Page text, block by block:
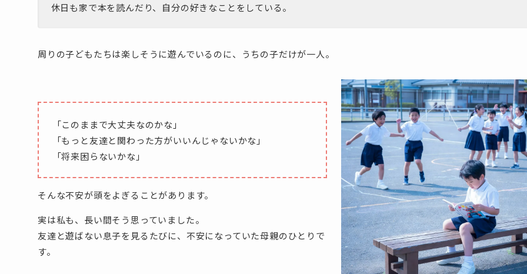
休日も家で本を読んだり、自分の好きなことをしている。
周りの子どもたちは楽しそうに遊んでいるのに、うちの子だけが一人。
「このままで大丈夫なのかな」
「もっと友達と関わった方がいいんじゃないかな」
「将来困らないかな」
そんな不安が頭をよぎることがあります。
実は私も、長い間そう思っていました。
友達と遊ばない息子を見るたびに、不安になっていた母親のひとりで
す。